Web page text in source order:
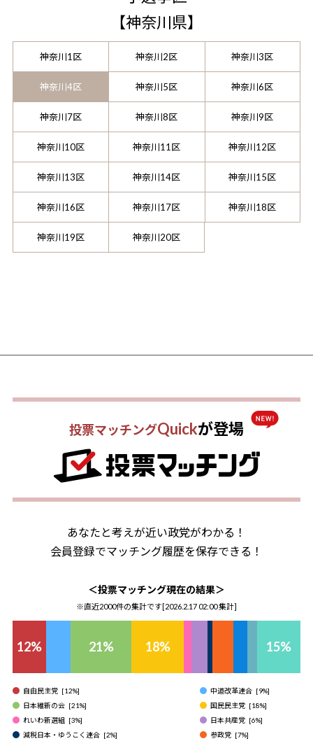
【神奈川県】
神奈川1区 神奈川2区 神奈川3区
神奈川4区 神奈川5区 神奈川6区
神奈川7区 神奈川8区 神奈川9区
神奈川10区 神奈川11区 神奈川12区
神奈川13区 神奈川14区 神奈川15区
神奈川16区 神奈川17区 神奈川18区
神奈川19区 神奈川20区
投票マッチングQuickが登場
あなたと考えが近い政党がわかる！
会員登録でマッチング履歴を保存できる！
＜投票マッチング現在の結果＞
※直近2000件の集計です[2026.2.17 02:00集計]
12% 21% 18% 15%
自由民主党 [12%] 中道改革連合 [9%]
日本維新の会 [21%] 国民民主党 [18%]
れいわ新選組 [3%] 日本共産党 [6%]
減税日本・ゆうこく連合 [2%] 参政党 [7%]